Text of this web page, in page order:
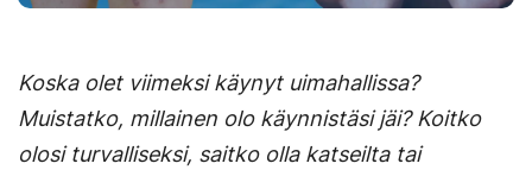
Koska olet viimeksi käynyt uimahallissa?
Muistatko, millainen olo käynnistäsi jäi? Koitko
olosi turvalliseksi, saitko olla katseilta tai